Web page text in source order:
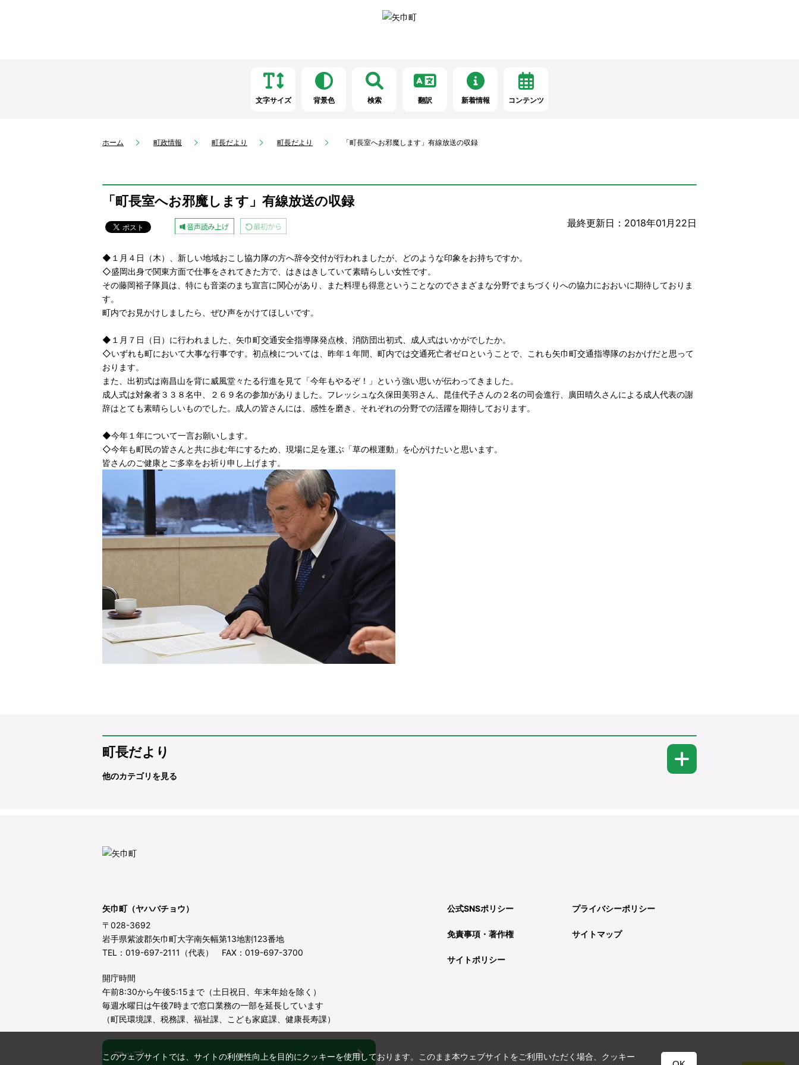
文字サイズ 背景色 検索 翻訳 新着情報 コンテンツ
ホーム 町政情報 町長だより 町長だより 「町長室へお邪魔します」有線放送の収録
「町長室へお邪魔します」有線放送の収録
最終更新日：2018年01月22日
◆１月４日（木）、新しい地域おこし協力隊の方へ辞令交付が行われましたが、どのような印象をお持ちですか。
◇盛岡出身で関東方面で仕事をされてきた方で、はきはきしていて素晴らしい女性です。
その藤岡裕子隊員は、特にも音楽のまち宣言に関心があり、また料理も得意ということなのでさまざまな分野でまちづくりへの協力におおいに期待しておりま
す。
町内でお見かけしましたら、ぜひ声をかけてほしいです。
◆１月７日（日）に行われました、矢巾町交通安全指導隊発点検、消防団出初式、成人式はいかがでしたか。
◇いずれも町において大事な行事です。初点検については、昨年１年間、町内では交通死亡者ゼロということで、これも矢巾町交通指導隊のおかげだと思って
おります。
また、出初式は南昌山を背に威風堂々たる行進を見て「今年もやるぞ！」という強い思いが伝わってきました。
成人式は対象者３３８名中、２６９名の参加がありました。フレッシュな久保田美羽さん、昆佳代子さんの２名の司会進行、廣田晴久さんによる成人代表の謝
辞はとても素晴らしいものでした。成人の皆さんには、感性を磨き、それぞれの分野での活躍を期待しております。
◆今年１年について一言お願いします。
◇今年も町民の皆さんと共に歩む年にするため、現場に足を運ぶ「草の根運動」を心がけたいと思います。
皆さんのご健康とご多幸をお祈り申し上げます。
町長だより
他のカテゴリを見る
矢巾町（ヤハバチョウ）
〒028-3692
岩手県紫波郡矢巾町大字南矢幅第13地割123番地
TEL：019-697-2111（代表） FAX：019-697-3700
開庁時間
午前8:30から午後5:15まで（土日祝日、年末年始を除く）
毎週水曜日は午後7時まで窓口業務の一部を延長しています
（町民環境課、税務課、福祉課、こども家庭課、健康長寿課）
マップ
公式SNSポリシー プライバシーポリシー
免責事項・著作権 サイトマップ
サイトポリシー
このウェブサイトでは、サイトの利便性向上を目的にクッキーを使用しております。このまま本ウェブサイトをご利用いただく場合、クッキー